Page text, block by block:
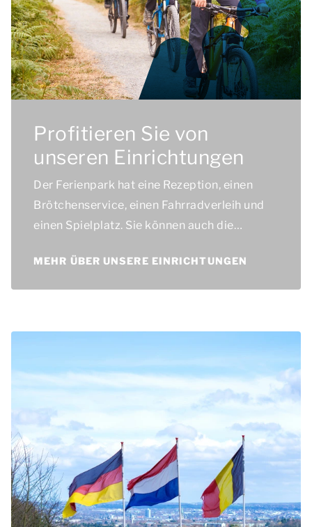
Profitieren Sie von
unseren Einrichtungen
Der Ferienpark hat eine Rezeption, einen
Brötchenservice, einen Fahrradverleih und
einen Spielplatz. Sie können auch die
nutzen.
MEHR ÜBER UNSERE EINRICHTUNGEN